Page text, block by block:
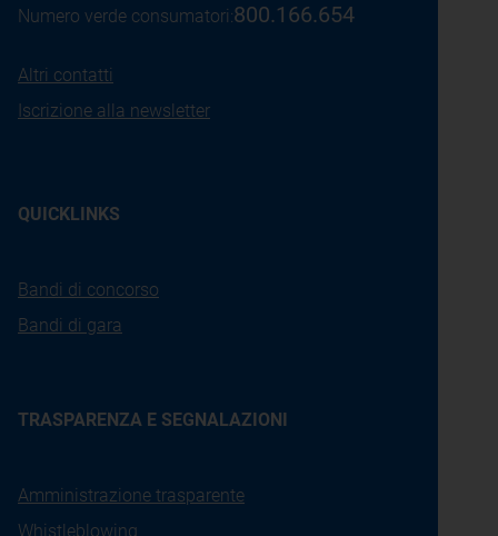
Numero verde consumatori:800.166.654
Altri contatti
Iscrizione alla newsletter
QUICKLINKS
Bandi di concorso
Bandi di gara
TRASPARENZA E SEGNALAZIONI
Amministrazione trasparente
Whistleblowing